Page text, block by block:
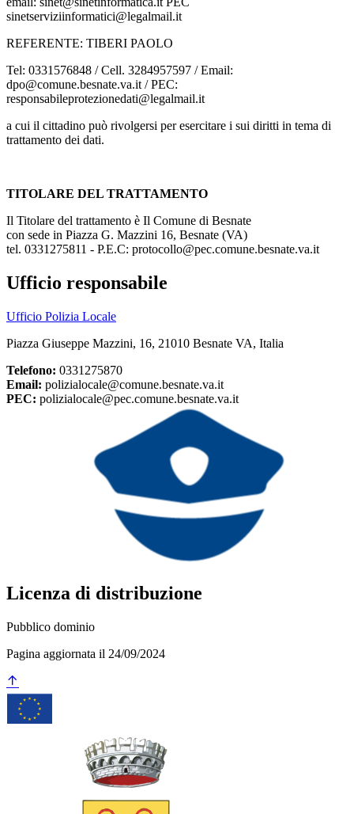
sinetserviziinformatici@legalmail.it
REFERENTE: TIBERI PAOLO
Tel: 0331576848 / Cell. 3284957597 / Email:
dpo@comune.besnate.va.it / PEC:
responsabileprotezionedati@legalmail.it
a cui il cittadino può rivolgersi per esercitare i sui diritti in tema di
trattamento dei dati.
TITOLARE DEL TRATTAMENTO
Il Titolare del trattamento è Il Comune di Besnate
con sede in Piazza G. Mazzini 16, Besnate (VA)
tel. 0331275811 - P.E.C: protocollo@pec.comune.besnate.va.it
Ufficio responsabile
Ufficio Polizia Locale
Piazza Giuseppe Mazzini, 16, 21010 Besnate VA, Italia
Telefono: 0331275870
Email: polizialocale@comune.besnate.va.it
PEC: polizialocale@pec.comune.besnate.va.it
Licenza di distribuzione
Pubblico dominio
Pagina aggiornata il 24/09/2024